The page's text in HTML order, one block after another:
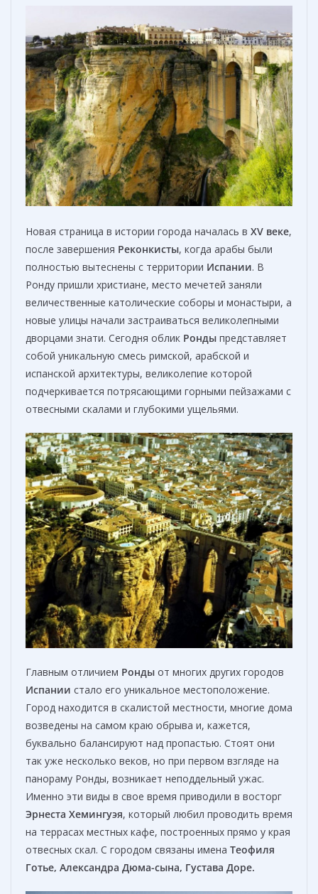
Новая страница в истории города началась в XV веке,
после завершения Реконкисты, когда арабы были
полностью вытеснены с территории Испании. В
Ронду пришли христиане, место мечетей заняли
величественные католические соборы и монастыри, а
новые улицы начали застраиваться великолепными
дворцами знати. Сегодня облик Ронды представляет
собой уникальную смесь римской, арабской и
испанской архитектуры, великолепие которой
подчеркивается потрясающими горными пейзажами с
отвесными скалами и глубокими ущельями.
Главным отличием Ронды от многих других городов
Испании стало его уникальное местоположение.
Город находится в скалистой местности, многие дома
возведены на самом краю обрыва и, кажется,
буквально балансируют над пропастью. Стоят они
так уже несколько веков, но при первом взгляде на
панораму Ронды, возникает неподдельный ужас.
Именно эти виды в свое время приводили в восторг
Эрнеста Хемингуэя, который любил проводить время
на террасах местных кафе, построенных прямо у края
отвесных скал. С городом связаны имена Теофиля
Готье, Александра Дюма-сына, Густава Доре.